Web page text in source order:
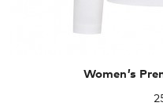
Women’s